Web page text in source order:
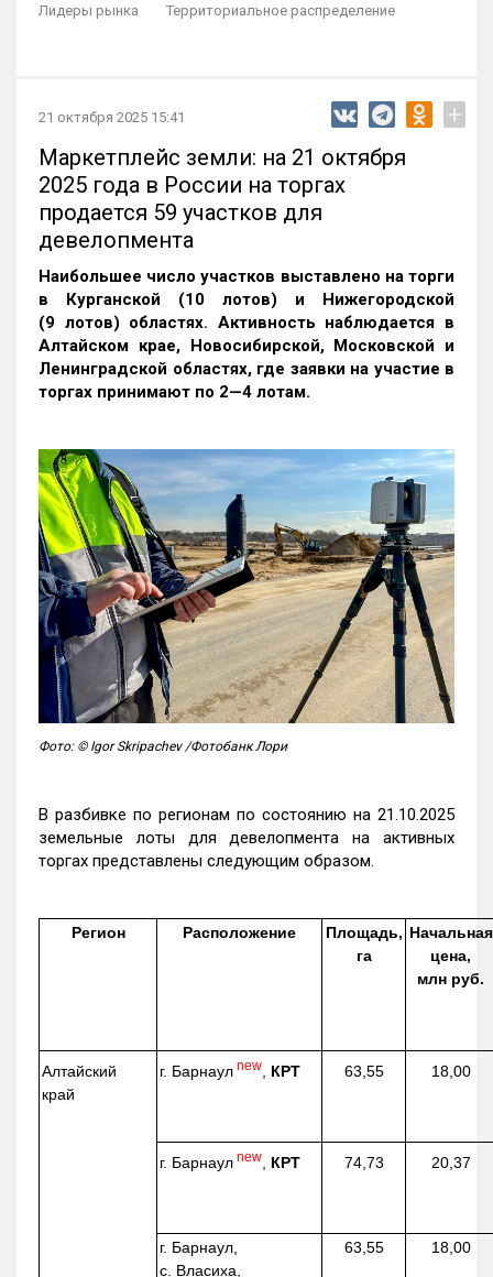
Лидеры рынка
Территориальное распределение
21 октября 2025 15:41 +
Маркетплейс земли: на 21 октября
2025 года в России на торгах
продается 59 участков для
девелопмента
Наибольшее число участков выставлено на торги
в Курганской (10 лотов) и Нижегородской
(9 лотов) областях. Активность наблюдается в
Алтайском крае, Новосибирской, Московской и
Ленинградской областях, где заявки на участие в
торгах принимают по 2—4 лотам.
Фото: © Igor Skripachev /Фотобанк Лори
В разбивке по регионам по состоянию на 21.10.2025
земельные лоты для девелопмента на активных
торгах представлены следующим образом.
Регион Расположение
Площадь,
га
Начальная
цена,
млн руб.
Алтайский
край
г. Барнаул new КРТ 63,55 18,00
г. Барнаул new КРТ 74,73 20,37
г. Барнаул,
с. Власиха,
63,55 18,00